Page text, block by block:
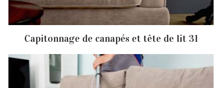
Capitonnage de canapés et tête de lit 31